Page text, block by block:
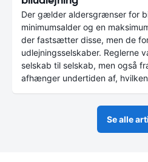
Der gælder aldersgrænser for
minimumsalder og en
der fastsætter disse, men de
udlejningsselskaber. Reglerne
selskab til selskab, men også
afhænger undertiden af,
Se alle